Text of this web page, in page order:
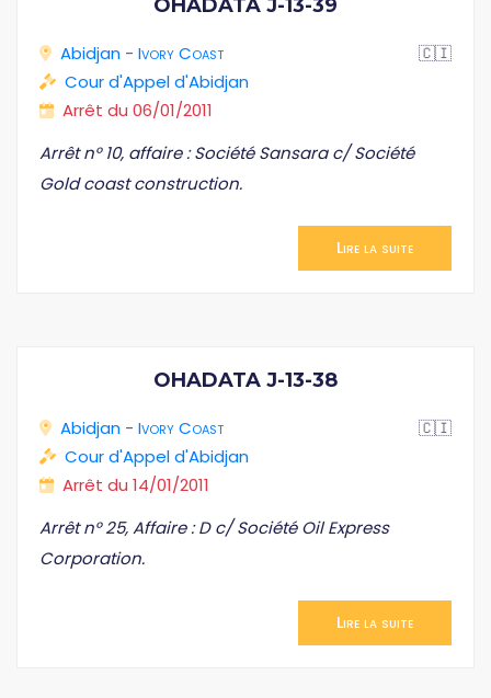
OHADATA J-13-39
Abidjan - Ivory Coast
🇨🇮
Cour d'Appel d'Abidjan
Arrêt du 06/01/2011
Arrêt n° 10, affaire : Société Sansara c/ Société
Gold coast construction.
Lire la suite
OHADATA J-13-38
Abidjan - Ivory Coast
🇨🇮
Cour d'Appel d'Abidjan
Arrêt du 14/01/2011
Arrêt n° 25, Affaire : D c/ Société Oil Express
Corporation.
Lire la suite